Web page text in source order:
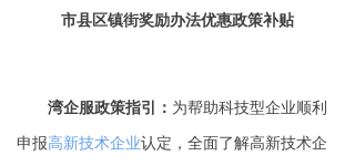
市县区镇街奖励办法优惠政策补贴
湾企服政策指引： 为帮助科技型企业顺利
申报高新技术企业认定，全面了解高新技术企